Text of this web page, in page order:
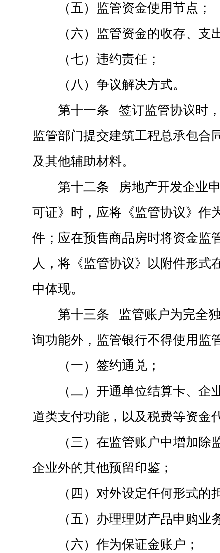
（五）监管资金使用节点；
（六）监管资金的收存、支
（七）违约责任；
（八）争议解决方式。
第十一条 签订监管协议时
监管部门提交建筑工程总承包合
及其他辅助材料。
第十二条 房地产开发企业
可证》时，应将《监管协议》作
件；应在预售商品房时将资金监
人，将《监管协议》以附件形式
中体现。
第十三条 监管账户为完全
询功能外，监管银行不得使用监
（一）签约通兑；
（二）开通单位结算卡、
道类支付功能，以及税费等资金
（三）在监管账户中增加
企业外的其他预留印鉴；
（四）对外设定任何形式的
（五）办理理财产品申购业
（六）作为保证金账户；